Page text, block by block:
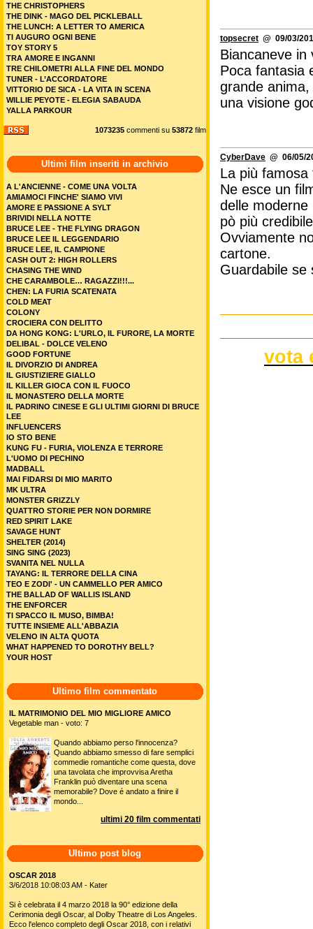
topsecret @ 09/03/
Biancaneve in
Poca fantasia
grande
una visione
CyberDave @ 06/05/
La più
Ne esce un
delle moderne
pò più
Ovviamente
cartone.
Guardabile se
vota
THE CHRISTOPHERS
THE DINK - MAGO DEL PICKLEBALL
THE LUNCH: A LETTER TO AMERICA
TI AUGURO OGNI BENE
TOY STORY 5
TRA AMORE E INGANNI
TRE CHILOMETRI ALLA FINE DEL MONDO
TUNER - L’ACCORDATORE
VITTORIO DE SICA - LA VITA IN SCENA
WILLIE PEYOTE - ELEGIA SABAUDA
YALLA PARKOUR
1073235 commenti su 53872 film
Ultimi film inseriti in archivio
A L'ANCIENNE - COME UNA VOLTA
AMIAMOCI FINCHE' SIAMO VIVI
AMORE E PASSIONE A SYLT
BRIVIDI NELLA NOTTE
BRUCE LEE - THE FLYING DRAGON
BRUCE LEE IL LEGGENDARIO
BRUCE LEE, IL CAMPIONE
CASH OUT 2: HIGH ROLLERS
CHASING THE WIND
CHE CARAMBOLE… RAGAZZI!!!...
CHEN: LA FURIA SCATENATA
COLD MEAT
COLONY
CROCIERA CON DELITTO
DA HONG KONG: L'URLO, IL FURORE, LA MORTE
DELIBAL - DOLCE VELENO
GOOD FORTUNE
IL DIVORZIO DI ANDREA
IL GIUSTIZIERE GIALLO
IL KILLER GIOCA CON IL FUOCO
IL MONASTERO DELLA MORTE
IL PADRINO CINESE E GLI ULTIMI GIORNI DI BRUCE
LEE
INFLUENCERS
IO STO BENE
KUNG FU - FURIA, VIOLENZA E TERRORE
L'UOMO DI PECHINO
MADBALL
MAI FIDARSI DI MIO MARITO
MK ULTRA
MONSTER GRIZZLY
QUATTRO STORIE PER NON DORMIRE
RED SPIRIT LAKE
SAVAGE HUNT
SHELTER (2014)
SING SING (2023)
SVANITA NEL NULLA
TAYANG: IL TERRORE DELLA CINA
TEO E ZODI' - UN CAMMELLO PER AMICO
THE BALLAD OF WALLIS ISLAND
THE ENFORCER
TI SPACCO IL MUSO, BIMBA!
TUTTE INSIEME ALL'ABBAZIA
VELENO IN ALTA QUOTA
WHAT HAPPENED TO DOROTHY BELL?
YOUR HOST
Ultimo film commentato
IL MATRIMONIO DEL MIO MIGLIORE AMICO
Vegetable man - voto: 7
Quando abbiamo perso l'innocenza?
Quando abbiamo smesso di fare semplici
commedie romantiche come questa, dove
una tavolata che improvvisa Aretha
Franklin può diventare una scena
memorabile? Dove é andato a finire il
mondo...
ultimi 20 film commentati
Ultimo post blog
OSCAR 2018
3/6/2018 10:08:03 AM - Kater
Si è celebrata il 4 marzo 2018 la 90° edizione della
Cerimonia degli Oscar, al Dolby Theatre di Los Angeles.
Ecco l'elenco completo degli Oscar 2018, con i relativi